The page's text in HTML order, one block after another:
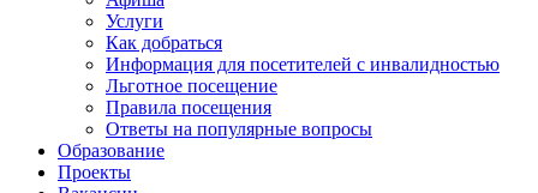
Услуги
Как добраться
Информация для посетителей с инвалидностью
Льготное посещение
Правила посещения
Ответы на популярные вопросы
Образование
Проекты